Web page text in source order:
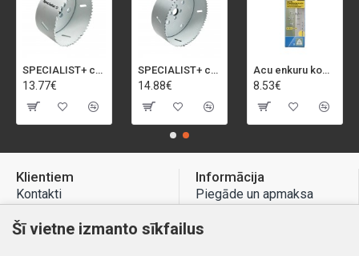
SPECIALIST+ caurumu zāģis BI-METAL, 92 mm
13.77€
SPECIALIST+ caurumu zāģis BI-METAL, 98 mm
14.88€
Acu enkuru komplekts, 3-13 mm, Rapid, 12 gab.
8.53€
Klientiem
Kontakti
Preču atgriešana
Informācija
Piegāde un apmaksa
Atteikuma tiesības
Šī vietne izmanto sīkfailus